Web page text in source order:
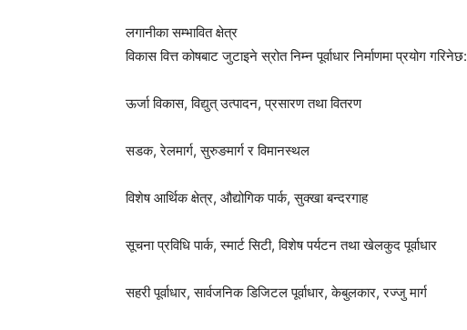
लगानीका सम्भावित क्षेत्र
विकास वित्त कोषबाट जुटाइने स्रोत निम्न पूर्वाधार निर्माणमा प्रयोग गरिनेछ:
ऊर्जा विकास, विद्युत् उत्पादन, प्रसारण तथा वितरण
सडक, रेलमार्ग, सुरुङमार्ग र विमानस्थल
विशेष आर्थिक क्षेत्र, औद्योगिक पार्क, सुक्खा बन्दरगाह
सूचना प्रविधि पार्क, स्मार्ट सिटी, विशेष पर्यटन तथा खेलकुद पूर्वाधार
सहरी पूर्वाधार, सार्वजनिक डिजिटल पूर्वाधार, केबुलकार, रज्जु मार्ग